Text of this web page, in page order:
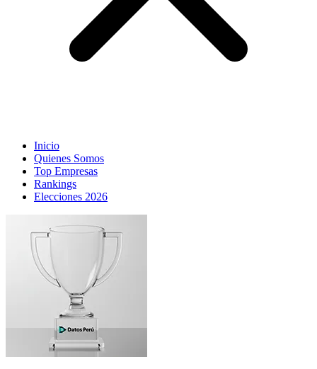
Inicio
Quienes Somos
Top Empresas
Rankings
Elecciones 2026